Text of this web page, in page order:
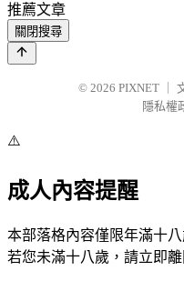
推薦文章
關閉搜尋
© 2026 PIXNET
隱私權
⚠️
成人內容提醒
本部落格內容僅限年滿十八
若您未滿十八歲，請立即離